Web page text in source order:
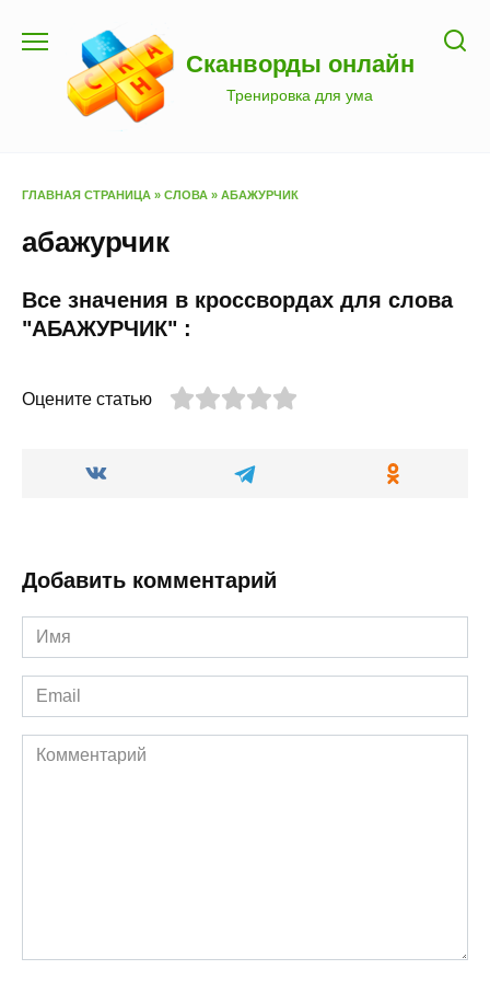
содержанию
Сканворды онлайн
Тренировка для ума
ГЛАВНАЯ СТРАНИЦА » СЛОВА » АБАЖУРЧИК
абажурчик
Все значения в кроссвордах для слова
"АБАЖУРЧИК" :
Оцените статью
Добавить комментарий
Имя
*
Email
*
Комментарий